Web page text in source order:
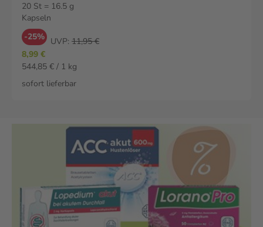
20 St = 16.5 g
Kapseln
-25% UVP: 11,95 €
8,99 €
544,85 € / 1 kg
sofort lieferbar